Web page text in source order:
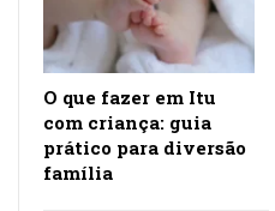
O que fazer em Itu
com criança: guia
prático para diversão
família